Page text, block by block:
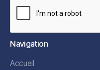
Navigation
Accueil